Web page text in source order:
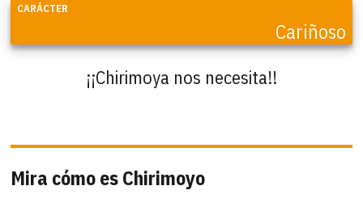
CARÁCTER
Cariñoso
¡¡Chirimoya nos necesita!!
Mira cómo es Chirimoyo